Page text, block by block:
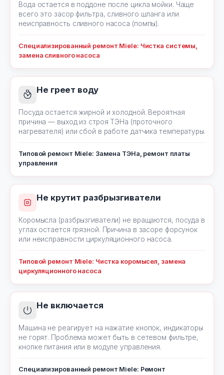
Вода остается в поддоне после цикла мойки. Чаще
всего это засор фильтра, сливного шланга или
неисправность сливного насоса (помпы).
Специализированный ремонт Miele: Чистка системы,
замена сливного насоса
Не греет воду
Посуда остается жирной и холодной. Вероятная
причина — выход из строя ТЭНа (проточного
нагревателя) или сбой в работе датчика температуры.
Типовой ремонт Miele: Замена ТЭНа, ремонт платы
управления
Не крутит разбрызгиватели
Коромысла (разбрызгиватели) не вращаются, посуда в
углах остается грязной. Причина в засоре форсунок
или неисправности циркуляционного насоса.
Типовой ремонт Miele: Чистка коромысел, замена
циркуляционного насоса
Не включается
Машина не реагирует на нажатие кнопок, индикаторы
не горят. Проблема может быть в сетевом фильтре,
кнопке питания или в модуле управления.
Специализированный ремонт Miele: Ремонт